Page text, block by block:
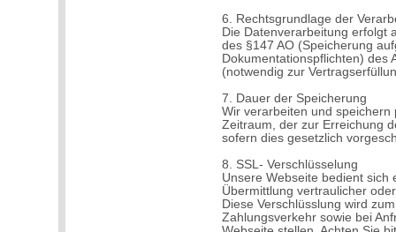
6. Rechtsgrundlage der
Die Datenverarbeitung erfolgt
des §147 AO (Speicherung
Dokumentationspflichten) des
(notwendig zur
7. Dauer der Speicherung
Wir verarbeiten und
Zeitraum, der zur Erreichung
sofern dies gesetzlich
8. SSL- Verschlüsselung
Unsere Webseite bedient sich
Übermittlung vertraulicher
Diese Verschlüsslung wird
Zahlungsverkehr sowie bei